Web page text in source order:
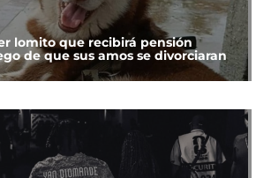
lomito que recibirá pensión
de que sus amos se divorciaran